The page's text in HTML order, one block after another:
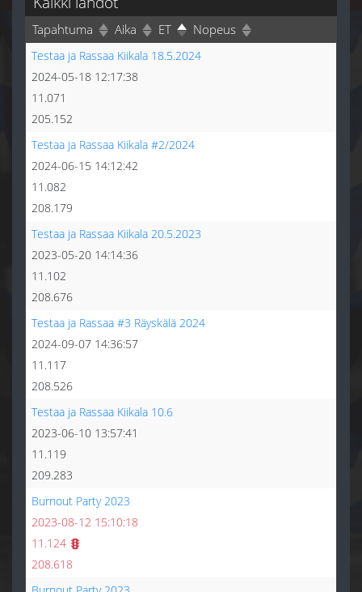
Tapahtuma Aika ET Nopeus
Testaa ja Rassaa Kiikala 18.5.2024
2024-05-18 12:17:38
11.071
205.152
Testaa ja Rassaa Kiikala #2/2024
2024-06-15 14:12:42
11.082
208.179
Testaa ja Rassaa Kiikala 20.5.2023
2023-05-20 14:14:36
11.102
208.676
Testaa ja Rassaa #3 Räyskälä 2024
2024-09-07 14:36:57
11.117
208.526
Testaa ja Rassaa Kiikala 10.6
2023-06-10 13:57:41
11.119
209.283
Burnout Party 2023
2023-08-12 15:10:18
11.124
208.618